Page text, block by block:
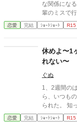
な関係になるなんて思
輩のミスで行けたのは
付き合ってくれた。 彼とは入社当時、部署
携わってい
のせいで、
た私なら……。 ****** 2021/05/29 公開 ****** 表紙 い
恋愛 完結 ｼｮｰﾄｼｮｰﾄ R15
休めよ〜1
れない〜
ぐぬ
1、2週間の
ら、いつも
られた。 知
恋愛 完結 ｼｮｰﾄｼｮｰﾄ R15